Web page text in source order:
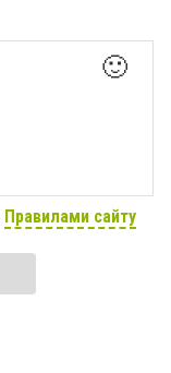
🙂
Правилами сайту